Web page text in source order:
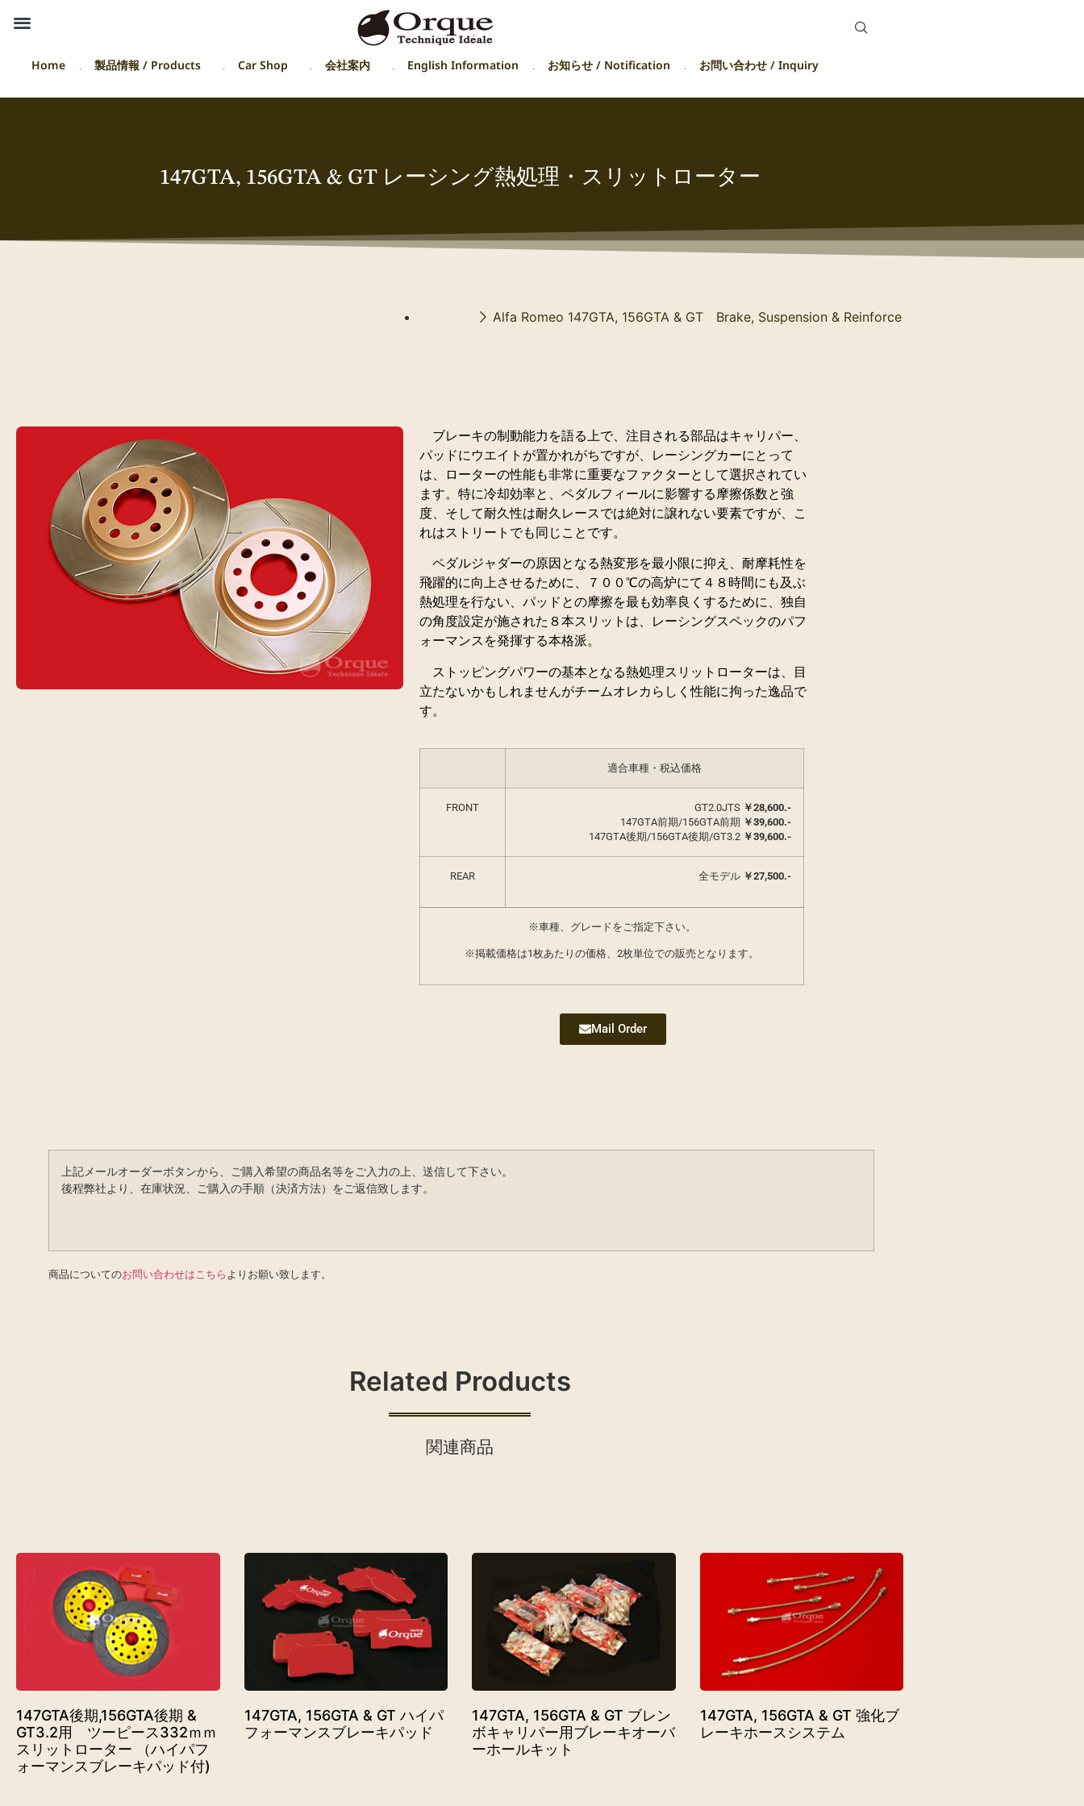
Home 製品情報 / Products Car Shop 会社案内 English Information お知らせ / Notification お問い合わせ / Inquiry
147GTA, 156GTA & GT レーシング熱処理・スリットローター
Alfa Romeo 147GTA, 156GTA & GT Brake, Suspension & Reinforce
ブレーキの制動能力を語る上で、注目される部品はキャリパー、
パッドにウエイトが置かれがちですが、レーシングカーにとって
は、ローターの性能も非常に重要なファクターとして選択されてい
ます。特に冷却効率と、ペダルフィールに影響する摩擦係数と強
度、そして耐久性は耐久レースでは絶対に譲れない要素ですが、こ
れはストリートでも同じことです。
ペダルジャダーの原因となる熱変形を最小限に抑え、耐摩耗性を
飛躍的に向上させるために、７００℃の高炉にて４８時間にも及ぶ
熱処理を行ない、パッドとの摩擦を最も効率良くするために、独自
の角度設定が施された８本スリットは、レーシングスペックのパフ
ォーマンスを発揮する本格派。
ストッピングパワーの基本となる熱処理スリットローターは、目
立たないかもしれませんがチームオレカらしく性能に拘った逸品で
す。
適合車種・税込価格
FRONT GT2.0JTS ￥28,600.-
147GTA前期/156GTA前期 ￥39,600.-
147GTA後期/156GTA後期/GT3.2 ￥39,600.-
REAR 全モデル ￥27,500.-
※車種、グレードをご指定下さい。
※掲載価格は1枚あたりの価格、2枚単位での販売となります。
Mail Order
上記メールオーダーボタンから、ご購入希望の商品名等をご入力の上、送信して下さい。
後程弊社より、在庫状況、ご購入の手順（決済方法）をご返信致します。
商品についてのお問い合わせはこちら よりお願い致します。
Related Products
関連商品
147GTA後期,156GTA後期 &
GT3.2用 ツーピース332ｍｍ
スリットローター （ハイパフ
ォーマンスブレーキパッド付)
147GTA, 156GTA & GT ハイパ
フォーマンスブレーキパッド
147GTA, 156GTA & GT ブレン
ボキャリパー用ブレーキオーバ
ーホールキット
147GTA, 156GTA & GT 強化ブ
レーキホースシステム